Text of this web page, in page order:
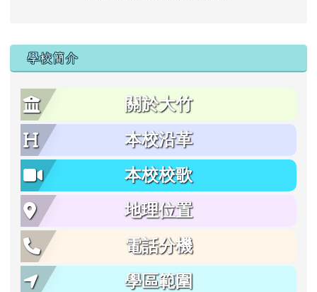
學校簡介
關於大竹
本校沿革
本校校歌
地理位置
電話分機
學區範圍